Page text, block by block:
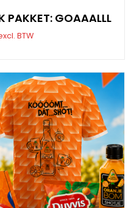
PAKKET: GOAAALLL
BTW